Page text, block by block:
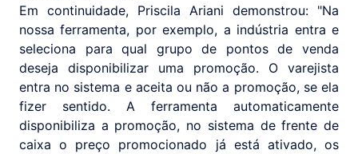
Em continuidade, Priscila Ariani demonstrou: "Na
nossa ferramenta, por exemplo, a indústria entra e
seleciona para qual grupo de pontos de venda
deseja disponibilizar uma promoção. O varejista
entra no sistema e aceita ou não a promoção, se ela
fizer sentido. A ferramenta automaticamente
disponibiliza a promoção, no sistema de frente de
caixa o preço promocionado já está ativado, os